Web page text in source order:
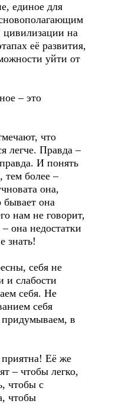
единое для
цивилизации на
её развития,
уйти от
– это
что
легче. Правда –
И понять
тем более –
она,
бывает она
нам не говорит,
она недостатки
знать!
себя не
и слабости
себя. Не
себя
в
Её же
– чтобы легко,
чтобы с
чтобы